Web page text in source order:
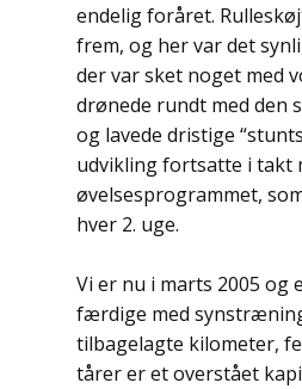
endelig foråret.
frem, og her var det
der var sket noget med
drønede rundt med den
og lavede dristige
udvikling fortsatte i takt
øvelsesprogrammet,
hver 2. uge.
Vi er nu i marts 2005 og
færdige med
tilbagelagte kilometer,
tårer er et overstået